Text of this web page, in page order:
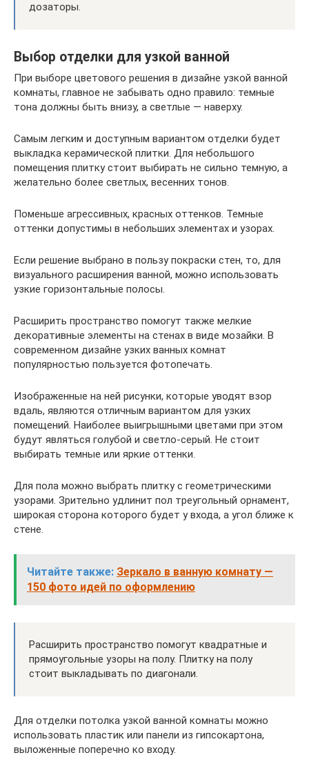
дозаторы.
Выбор отделки для узкой ванной
При выборе цветового решения в дизайне узкой ванной
комнаты, главное не забывать одно правило: темные
тона должны быть внизу, а светлые — наверху.
Самым легким и доступным вариантом отделки будет
выкладка керамической плитки. Для небольшого
помещения плитку стоит выбирать не сильно темную, а
желательно более светлых, весенних тонов.
Поменьше агрессивных, красных оттенков. Темные
оттенки допустимы в небольших элементах и узорах.
Если решение выбрано в пользу покраски стен, то, для
визуального расширения ванной, можно использовать
узкие горизонтальные полосы.
Расширить пространство помогут также мелкие
декоративные элементы на стенах в виде мозайки. В
современном дизайне узких ванных комнат
популярностью пользуется фотопечать.
Изображенные на ней рисунки, которые уводят взор
вдаль, являются отличным вариантом для узких
помещений. Наиболее выигрышными цветами при этом
будут являться голубой и светло-серый. Не стоит
выбирать темные или яркие оттенки.
Для пола можно выбрать плитку с геометрическими
узорами. Зрительно удлинит пол треугольный орнамент,
широкая сторона которого будет у входа, а угол ближе к
стене.
Читайте также: Зеркало в ванную комнату —
150 фото идей по оформлению
Расширить пространство помогут квадратные и
прямоугольные узоры на полу. Плитку на полу
стоит выкладывать по диагонали.
Для отделки потолка узкой ванной комнаты можно
использовать пластик или панели из гипсокартона,
выложенные поперечно ко входу.